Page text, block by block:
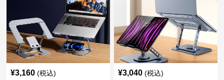
¥3,160 (税込) ¥3,040 (税込)